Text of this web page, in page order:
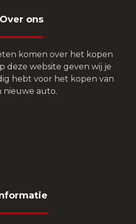
Over ons
komen over het kopen
deze website geven wij je
hebt voor het kopen van
nieuwe auto.